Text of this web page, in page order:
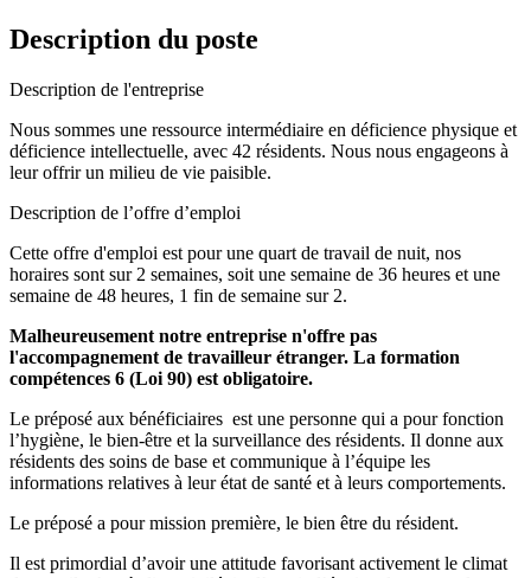
Description du poste
Description de l'entreprise
Nous sommes une ressource intermédiaire en déficience physique et
déficience intellectuelle, avec 42 résidents. Nous nous engageons à
leur offrir un milieu de vie paisible.
Description de l’offre d’emploi
Cette offre d'emploi est pour une quart de travail de nuit, nos
horaires sont sur 2 semaines, soit une semaine de 36 heures et une
semaine de 48 heures, 1 fin de semaine sur 2.
Malheureusement notre entreprise n'offre pas
l'accompagnement de travailleur étranger. La formation
compétences 6 (Loi 90) est obligatoire.
Le préposé aux bénéficiaires est une personne qui a pour fonction
l’hygiène, le bien-être et la surveillance des résidents. Il donne aux
résidents des soins de base et communique à l’équipe les
informations relatives à leur état de santé et à leurs comportements.
Le préposé a pour mission première, le bien être du résident.
Il est primordial d’avoir une attitude favorisant activement le climat